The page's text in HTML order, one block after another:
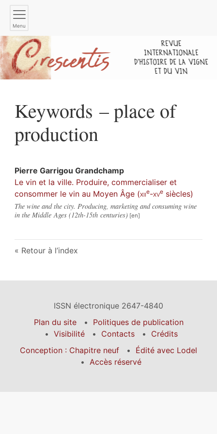
Menu
Keywords – place of
production
Pierre Garrigou Grandchamp
Le vin et la ville. Produire, commercialiser et
consommer le vin au Moyen Âge (xiie-xve siècles)
The wine and the city. Producing, marketing and consuming wine
in the Middle Ages (12th-15th centuries)
Retour à l’index
ISSN électronique 2647-4840
Plan du site
Politiques de publication
Visibilité
Contacts
Crédits
Conception : Chapitre neuf
Édité avec Lodel
Accès réservé